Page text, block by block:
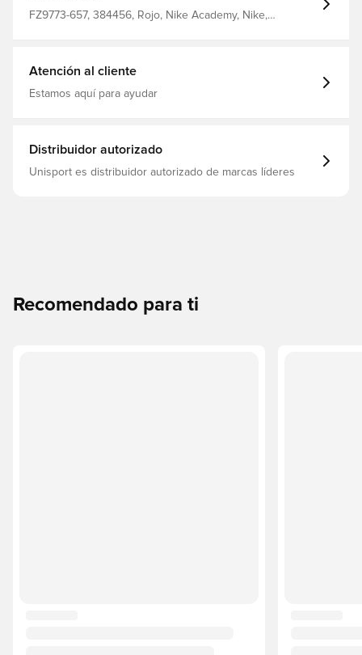
FZ9773-657, 384456, Rojo, Nike Academy, Nike,
Atención al cliente
Estamos aquí para ayudar
Distribuidor autorizado
Unisport es distribuidor autorizado de marcas líderes
Recomendado para ti